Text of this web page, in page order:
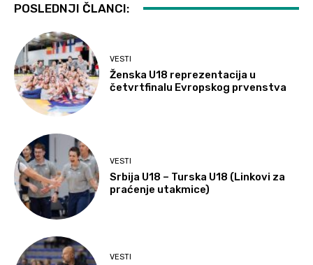
POSLEDNJI ČLANCI:
VESTI
Ženska U18 reprezentacija u
četvrtfinalu Evropskog prvenstva
VESTI
Srbija U18 – Turska U18 (Linkovi za
praćenje utakmice)
VESTI